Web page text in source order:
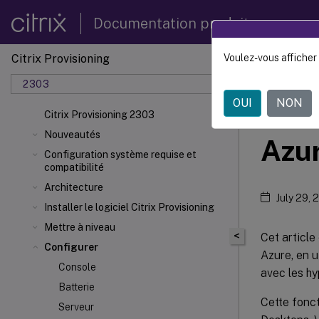
Documentation produit
Citrix Provisioning
2303
Citrix Provisioning 2303
Nouveautés
Configuration système requise et
compatibilité
Architecture
Installer le logiciel Citrix Provisioning
Mettre à niveau
Configurer
Console
Batterie
Serveur
Citrix
<
July 29,
Cet article
Azure, en
avec les
Cette
Voulez-vous
OUI NON